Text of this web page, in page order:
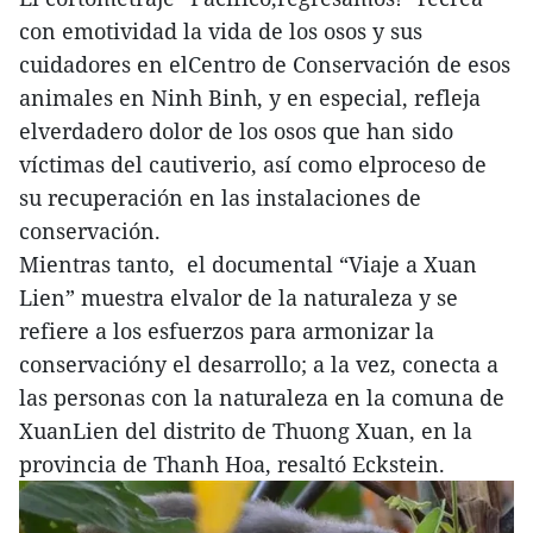
con emotividad la vida de los osos y sus
cuidadores en elCentro de Conservación de esos
animales en Ninh Binh, y en especial, refleja
elverdadero dolor de los osos que han sido
víctimas del cautiverio, así como elproceso de
su recuperación en las instalaciones de
conservación.
Mientras tanto, el documental “Viaje a Xuan
Lien” muestra elvalor de la naturaleza y se
refiere a los esfuerzos para armonizar la
conservacióny el desarrollo; a la vez, conecta a
las personas con la naturaleza en la comuna de
XuanLien del distrito de Thuong Xuan, en la
provincia de Thanh Hoa, resaltó Eckstein.